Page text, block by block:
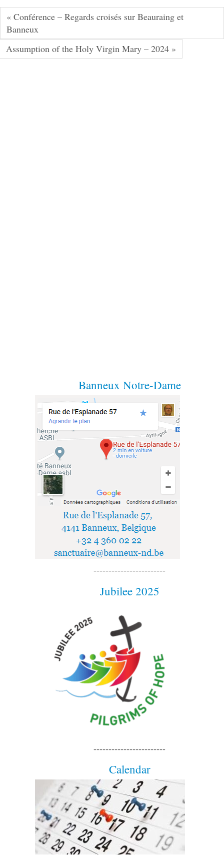
« Conférence – Regards croisés sur Beauraing et
Banneux
Assumption of the Holy Virgin Mary – 2024 »
Banneux Notre-Dame
------------------------
Jubilee 2025
------------------------
Calendar